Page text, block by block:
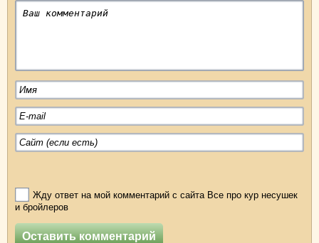
Жду ответ на мой комментарий с сайта Все про кур несушек
и бройлеров